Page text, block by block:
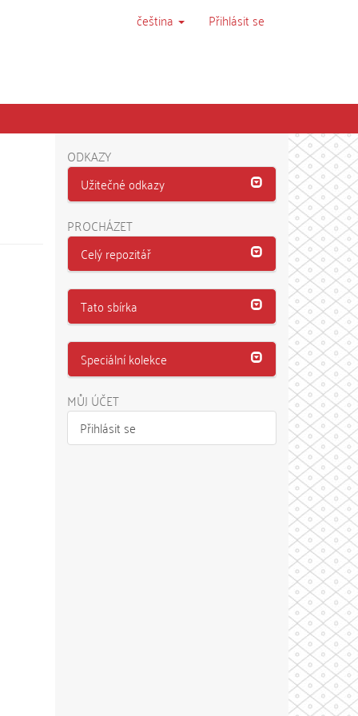
čeština Přihlásit se
ODKAZY
Užitečné odkazy
PROCHÁZET
Celý repozitář
Tato sbírka
Speciální kolekce
MŮJ ÚČET
Přihlásit se